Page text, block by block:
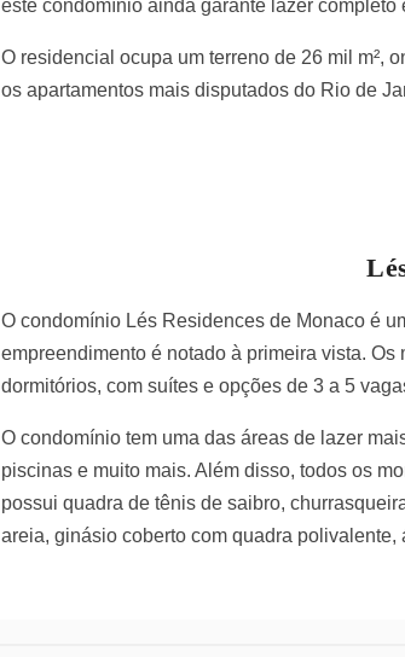
este condomínio ainda garante lazer
O residencial ocupa um terreno de 26 mil m²,
os apartamentos mais disputados do Rio de
O condomínio Lés Residences de Monaco é
empreendimento é notado à primeira vista.
dormitórios, com suítes e opções de 3 a 5
O condomínio tem uma das áreas de lazer
piscinas e muito mais. Além disso, todos os
possui quadra de tênis de saibro,
areia, ginásio coberto com quadra